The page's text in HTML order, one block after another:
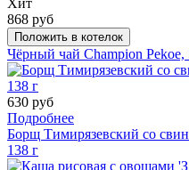
868 руб
Положить в котелок
Чёрный чай Champion Pekoe,
630 руб
Подробнее
Борщ Тимирязевский со
138 г